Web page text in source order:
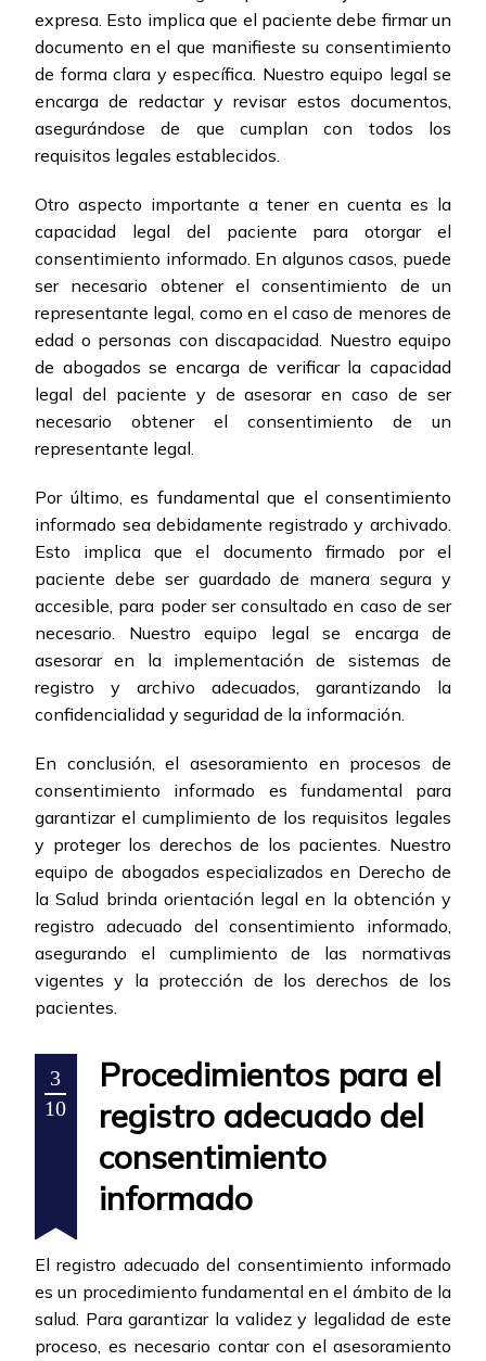
expresa. Esto implica que el paciente debe firmar un
documento en el que manifieste su consentimiento
de forma clara y específica. Nuestro equipo legal se
encarga de redactar y revisar estos documentos,
asegurándose de que cumplan con todos los
requisitos legales establecidos.
Otro aspecto importante a tener en cuenta es la
capacidad legal del paciente para otorgar el
consentimiento informado. En algunos casos, puede
ser necesario obtener el consentimiento de un
representante legal, como en el caso de menores de
edad o personas con discapacidad. Nuestro equipo
de abogados se encarga de verificar la capacidad
legal del paciente y de asesorar en caso de ser
necesario obtener el consentimiento de un
representante legal.
Por último, es fundamental que el consentimiento
informado sea debidamente registrado y archivado.
Esto implica que el documento firmado por el
paciente debe ser guardado de manera segura y
accesible, para poder ser consultado en caso de ser
necesario. Nuestro equipo legal se encarga de
asesorar en la implementación de sistemas de
registro y archivo adecuados, garantizando la
confidencialidad y seguridad de la información.
En conclusión, el asesoramiento en procesos de
consentimiento informado es fundamental para
garantizar el cumplimiento de los requisitos legales
y proteger los derechos de los pacientes. Nuestro
equipo de abogados especializados en Derecho de
la Salud brinda orientación legal en la obtención y
registro adecuado del consentimiento informado,
asegurando el cumplimiento de las normativas
vigentes y la protección de los derechos de los
pacientes.
3
10
Procedimientos para el
registro adecuado del
consentimiento
informado
El registro adecuado del consentimiento informado
es un procedimiento fundamental en el ámbito de la
salud. Para garantizar la validez y legalidad de este
proceso, es necesario contar con el asesoramiento